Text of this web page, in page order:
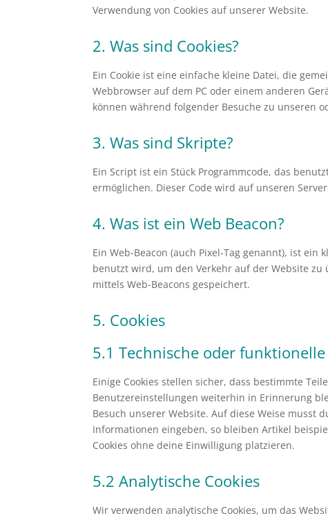
Verwendung von Cookies auf unserer Website.
2. Was sind Cookies?
Ein Cookie ist eine einfache kleine Datei, die
Webbrowser auf dem PC oder einem anderen
können während folgender Besuche zu unseren
3. Was sind Skripte?
Ein Script ist ein Stück Programmcode, das
ermöglichen. Dieser Code wird auf unseren
4. Was ist ein Web Beacon?
Ein Web-Beacon (auch Pixel-Tag genannt), ist
benutzt wird, um den Verkehr auf der Website
mittels Web-Beacons gespeichert.
5. Cookies
5.1 Technische oder funktionelle
Einige Cookies stellen sicher, dass bestimmte
Benutzereinstellungen weiterhin in Erinnerung
Besuch unserer Website. Auf diese Weise musst
Informationen eingeben, so bleiben Artikel
Cookies ohne deine Einwilligung platzieren.
5.2 Analytische Cookies
Wir verwenden analytische Cookies, um das